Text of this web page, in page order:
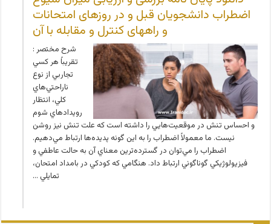
اضطراب دانشجويان قبل و در روزهای امتحانات
و راههای کنترل و مقابله با آن
شرح مختصر :
تقريباً هر كسي
تجاربي از نوع
ناراحتي‌هاي
كلي، انتظار
رويدادهاي شوم
و احساس تنش در موقعيت‌هايي را داشته است كه علت تنش نيز روشن
نيست. ما معمولاً اضطراب را به اين گونه پديده‌ها ارتباط مي‌دهيم.
اضطراب را مي‌توان در گسترده‌ترين معناي آن به حالت عاطفي و
فيزيولوژيكي گوناگوني ارتباط داد. هنگامي كه كودكي در بامداد امتحان،
تمايلي …